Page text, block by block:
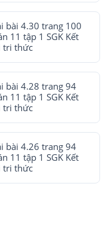
bài 4.30 trang 100
11 tập 1 SGK Kết
tri thức
bài 4.28 trang 94
11 tập 1 SGK Kết
tri thức
bài 4.26 trang 94
11 tập 1 SGK Kết
tri thức